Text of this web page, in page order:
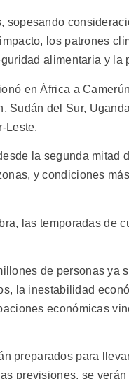
sopesando
los patrones
alimentaria y la
en África a
Sudán del Sur,
Leste.
la segunda mitad
y condiciones
las temporadas de
de personas ya
la inestabilidad
económicas
preparados para
previsiones, se